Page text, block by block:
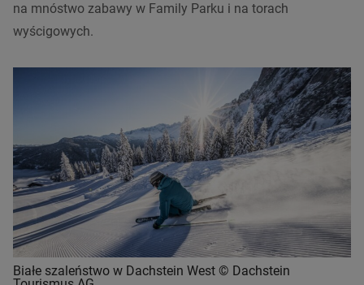
na mnóstwo zabawy w Family Parku i na torach
wyścigowych.
Białe szaleństwo w Dachstein West © Dachstein